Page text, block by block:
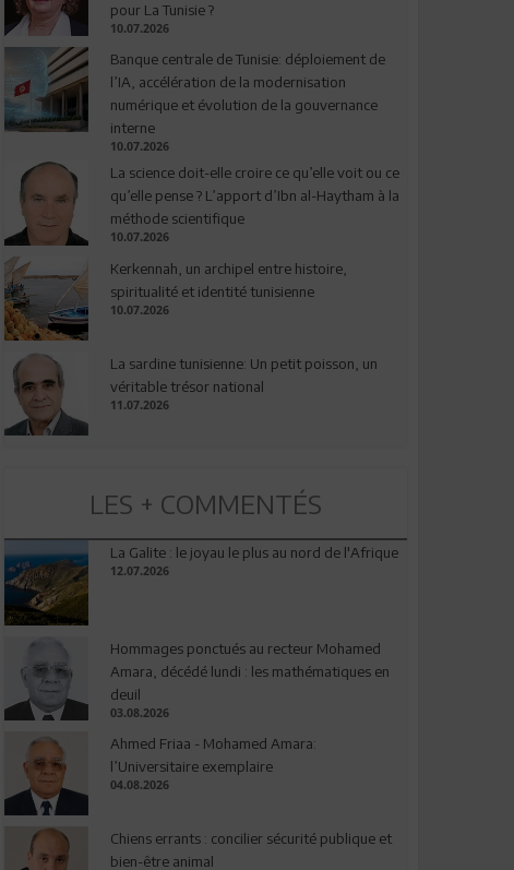
pour La Tunisie ?
10.07.2026
Banque centrale de Tunisie: déploiement de
l’IA, accélération de la modernisation
numérique et évolution de la gouvernance
interne
10.07.2026
La science doit-elle croire ce qu’elle voit ou ce
qu’elle pense ? L’apport d’Ibn al-Haytham à la
méthode scientifique
10.07.2026
Kerkennah, un archipel entre histoire,
spiritualité et identité tunisienne
10.07.2026
La sardine tunisienne: Un petit poisson, un
véritable trésor national
11.07.2026
LES + COMMENTÉS
La Galite : le joyau le plus au nord de l'Afrique
12.07.2026
Hommages ponctués au recteur Mohamed
Amara, décédé lundi : les mathématiques en
deuil
03.08.2026
Ahmed Friaa - Mohamed Amara:
l’Universitaire exemplaire
04.08.2026
Chiens errants : concilier sécurité publique et
bien-être animal